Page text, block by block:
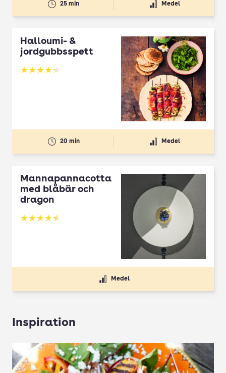
25 min Medel
Halloumi- &
jordgubbsspett
Betyg: 4.3 av 5
20 min Medel
Mannapannacotta
med blåbär och
dragon
Betyg: 4.5 av 5
Medel
Inspiration